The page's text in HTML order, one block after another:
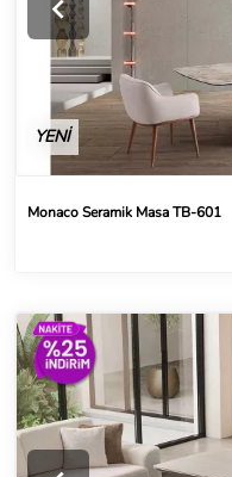
YENİ
Monaco Seramik Masa TB-601